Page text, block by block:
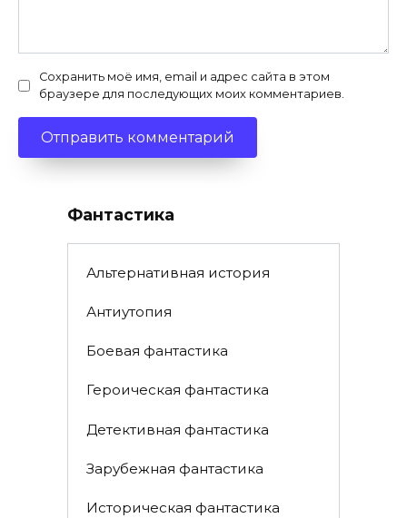
Сохранить моё имя, email и адрес сайта в этом
браузере для последующих моих комментариев.
Фантастика
Альтернативная история
Антиутопия
Боевая фантастика
Героическая фантастика
Детективная фантастика
Зарубежная фантастика
Историческая фантастика